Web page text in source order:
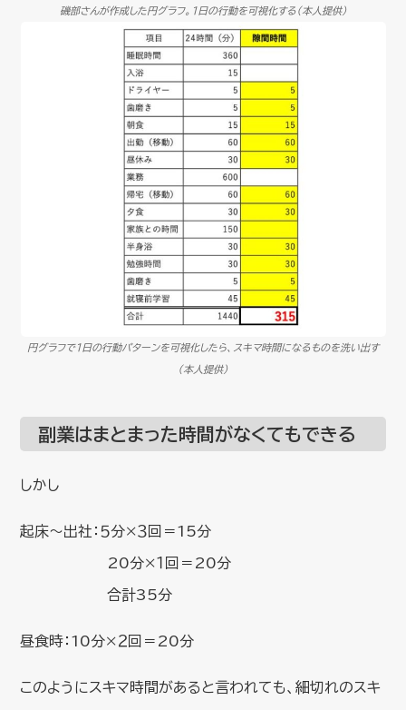
磯部さんが作成した円グラフ。1日の行動を可視化する（本人提供）
円グラフで1日の行動パターンを可視化したら、スキマ時間になるものを洗い出す
（本人提供）
副業はまとまった時間がなくてもできる
しかし
起床〜出社：５分×３回＝15分
20分×１回＝20分
合計35分
昼食時：10分×２回＝20分
このようにスキマ時間があると言われても、細切れのスキ